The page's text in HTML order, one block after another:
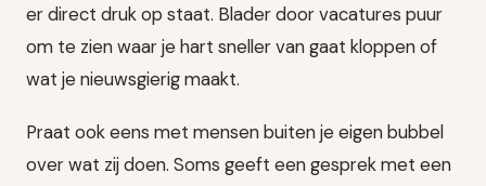
er direct druk op staat. Blader door vacatures puur
om te zien waar je hart sneller van gaat kloppen of
wat je nieuwsgierig maakt.
Praat ook eens met mensen buiten je eigen bubbel
over wat zij doen. Soms geeft een gesprek met een